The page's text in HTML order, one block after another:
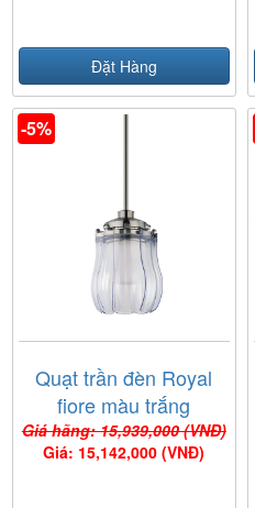
Đặt Hàng
-5%
Quạt trần đèn Royal
fiore màu trắng
Giá hãng: 15,939,000 (VNĐ)
Giá: 15,142,000 (VNĐ)